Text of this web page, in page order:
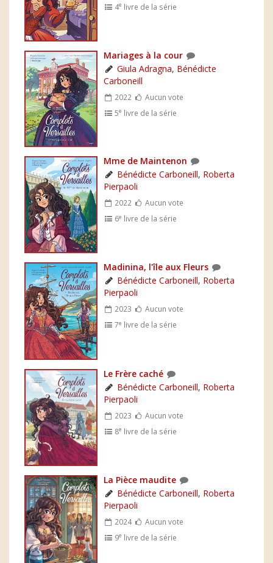
4e livre de la série
Mariages à la cour
Giula Adragna, Bénédicte
Carboneill
2022
Aucun vote
5e livre de la série
Mme de Maintenon
Bénédicte Carboneill, Roberta
Pierpaoli
2022
Aucun vote
6e livre de la série
Madinina, l'île aux Fleurs
Bénédicte Carboneill, Roberta
Pierpaoli
2023
Aucun vote
7e livre de la série
Le Frère caché
Bénédicte Carboneill, Roberta
Pierpaoli
2023
Aucun vote
8e livre de la série
La Pièce maudite
Bénédicte Carboneill, Roberta
Pierpaoli
2024
Aucun vote
9e livre de la série